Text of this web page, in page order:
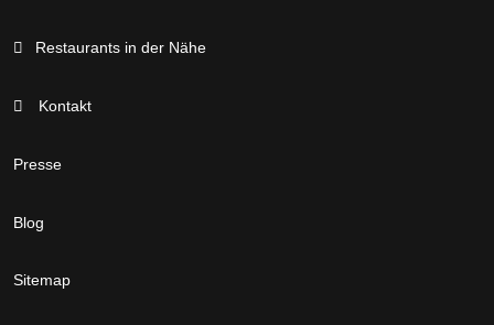
Restaurants in der Nähe
Kontakt
Presse
Blog
Sitemap